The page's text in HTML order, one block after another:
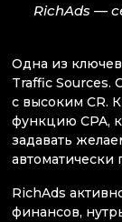
RichAds —
Одна из
Traffic Sources.
с высоким CR.
функцию CPA,
задавать
автоматически
RichAds
финансов,